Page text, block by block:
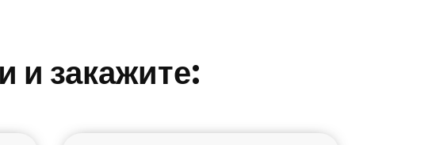
и закажите: